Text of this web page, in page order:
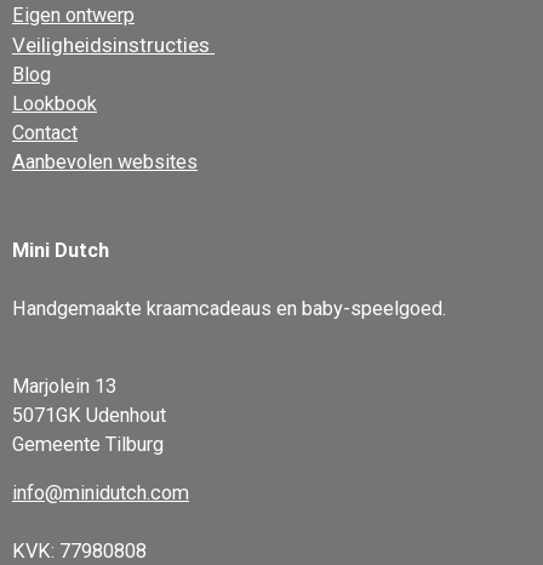
Eigen ontwerp
Veiligheidsinstructies
Blog
Lookbook
Contact
Aanbevolen websites
Mini Dutch
Handgemaakte kraamcadeaus en baby-speelgoed.
Marjolein 13
5071GK Udenhout
Gemeente Tilburg
info@minidutch.com
KVK: 77980808